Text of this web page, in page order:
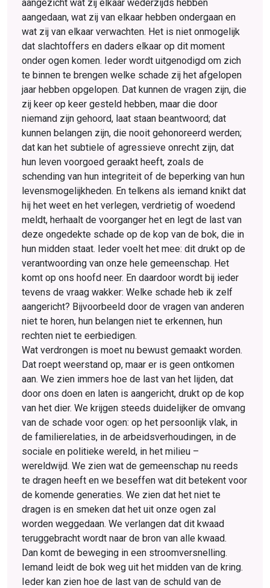
aangezicht wat zij elkaar wederzijds hebben
aangedaan, wat zij van elkaar hebben ondergaan en
wat zij van elkaar verwachten. Het is niet onmogelijk
dat slachtoffers en daders elkaar op dit moment
onder ogen komen. Ieder wordt uitgenodigd om zich
te binnen te brengen welke schade zij het afgelopen
jaar hebben opgelopen. Dat kunnen de vragen zijn, die
zij keer op keer gesteld hebben, maar die door
niemand zijn gehoord, laat staan beantwoord; dat
kunnen belangen zijn, die nooit gehonoreerd werden;
dat kan het subtiele of agressieve onrecht zijn, dat
hun leven voorgoed geraakt heeft, zoals de
schending van hun integriteit of de beperking van hun
levens­mogelijkheden. En telkens als iemand knikt dat
hij het weet en het verlegen, verdrietig of woedend
meldt, herhaalt de voorganger het en legt de last van
deze ongedekte schade op de kop van de bok, die in
hun midden staat. Ieder voelt het mee: dit drukt op de
verantwoording van onze hele gemeenschap. Het
komt op ons hoofd neer. En daardoor wordt bij ieder
tevens de vraag wakker: Welke schade heb ik zelf
aangericht? Bijvoorbeeld door de vragen van anderen
niet te horen, hun belangen niet te erkennen, hun
rechten niet te eerbiedigen.
Wat verdrongen is moet nu bewust gemaakt worden.
Dat roept weerstand op, maar er is geen ontkomen
aan. We zien immers hoe de last van het lijden, dat
door ons doen en laten is aangericht, drukt op de kop
van het dier. We krijgen steeds duidelijker de omvang
van de schade voor ogen: op het persoonlijk vlak, in
de familierelaties, in de arbeidsverhoudingen, in de
sociale en politieke wereld, in het milieu –
wereldwijd. We zien wat de gemeenschap nu reeds
te dragen heeft en we beseffen wat dit betekent voor
de komende generaties. We zien dat het niet te
dragen is en smeken dat het uit onze ogen zal
worden weggedaan. We verlangen dat dit kwaad
teruggebracht wordt naar de bron van alle kwaad.
Dan komt de beweging in een stroomversnelling.
Iemand leidt de bok weg uit het midden van de kring.
Ieder kan zien hoe de last van de schuld van de